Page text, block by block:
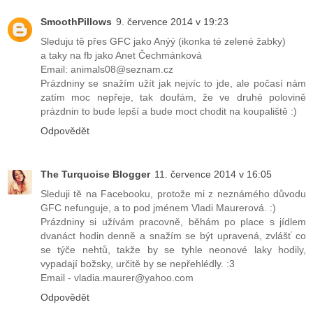
SmoothPillows 9. července 2014 v 19:23
Sleduju tě přes GFC jako Anýý (ikonka té zelené žabky)
a taky na fb jako Anet Čechmánková
Email: animals08@seznam.cz
Prázdniny se snažím užít jak nejvíc to jde, ale počasí nám
zatím moc nepřeje, tak doufám, že ve druhé polovině
prázdnin to bude lepší a bude moct chodit na koupaliště :)
Odpovědět
The Turquoise Blogger 11. července 2014 v 16:05
Sleduji tě na Facebooku, protože mi z neznámého důvodu
GFC nefunguje, a to pod jménem Vladi Maurerová. :)
Prázdniny si užívám pracovně, běhám po place s jídlem
dvanáct hodin denně a snažím se být upravená, zvlášť co
se týče nehtů, takže by se tyhle neonové laky hodily,
vypadají božsky, určitě by se nepřehlédly. :3
Email - vladia.maurer@yahoo.com
Odpovědět